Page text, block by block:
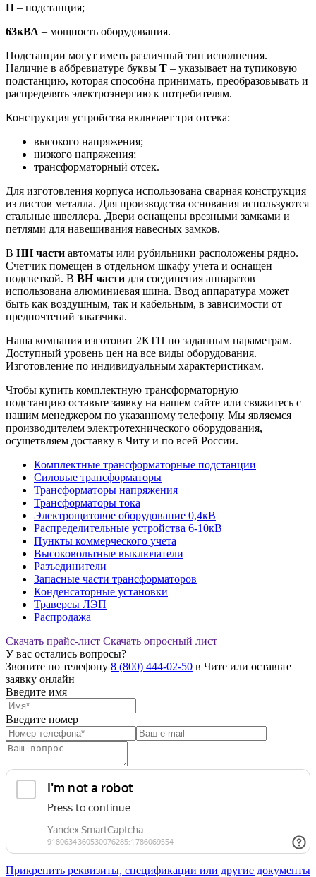
П – подстанция;
63кВА – мощность оборудования.
Подстанции могут иметь различный тип исполнения.
Наличие в аббревиатуре буквы Т – указывает на тупиковую
подстанцию, которая способна принимать, преобразовывать и
распределять электроэнергию к потребителям.
Конструкция устройства включает три отсека:
высокого напряжения;
низкого напряжения;
трансформаторный отсек.
Для изготовления корпуса использована сварная конструкция
из листов металла. Для производства основания используются
стальные швеллера. Двери оснащены врезными замками и
петлями для навешивания навесных замков.
В НН части автоматы или рубильники расположены рядно.
Счетчик помещен в отдельном шкафу учета и оснащен
подсветкой. В ВН части для соединения аппаратов
использована алюминиевая шина. Ввод аппаратура может
быть как воздушным, так и кабельным, в зависимости от
предпочтений заказчика.
Наша компания изготовит 2КТП по заданным параметрам.
Доступный уровень цен на все виды оборудования.
Изготовление по индивидуальным характеристикам.
Чтобы купить комплектную трансформаторную
подстанцию оставьте заявку на нашем сайте или свяжитесь с
нашим менеджером по указанному телефону. Мы являемся
производителем электротехнического оборудования,
осущетвляем доставку в Читу и по всей России.
Комплектные трансформаторные подстанции
Силовые трансформаторы
Трансформаторы напряжения
Трансформаторы тока
Электрощитовое оборудование 0,4кВ
Распределительные устройства 6-10кВ
Пункты коммерческого учета
Высоковольтные выключатели
Разъединители
Запасные части трансформаторов
Конденсаторные установки
Траверсы ЛЭП
Распродажа
Скачать прайс-лист Скачать опросный лист
У вас остались вопросы?
Звоните по телефону 8 (800) 444-02-50 в Чите или оставьте
заявку онлайн
Введите имя
Введите номер
Прикрепить реквизиты, спецификации или другие документы